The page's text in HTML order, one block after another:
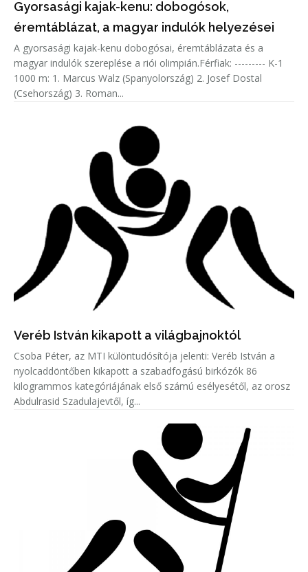
Gyorsasági kajak-kenu: dobogósok,
éremtáblázat, a magyar indulók helyezései
A gyorsasági kajak-kenu dobogósai, éremtáblázata és a
magyar indulók szereplése a riói olimpián.Férfiak: --------- K-1
1000 m: 1. Marcus Walz (Spanyolország) 2. Josef Dostal
(Csehország) 3. Roman...
Veréb István kikapott a világbajnoktól
Csoba Péter, az MTI különtudósítója jelenti: Veréb István a
nyolcaddöntőben kikapott a szabadfogású birkózók 86
kilogrammos kategóriájának első számú esélyesétől, az orosz
Abdulrasid Szadulajevtől, íg...